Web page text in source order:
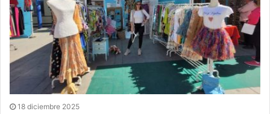
18 diciembre 2025